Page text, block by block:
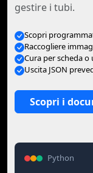
gestire i tubi.
Scopri
Raccogliere
Cura per scheda o
Uscita JSON
Scopri i
Python